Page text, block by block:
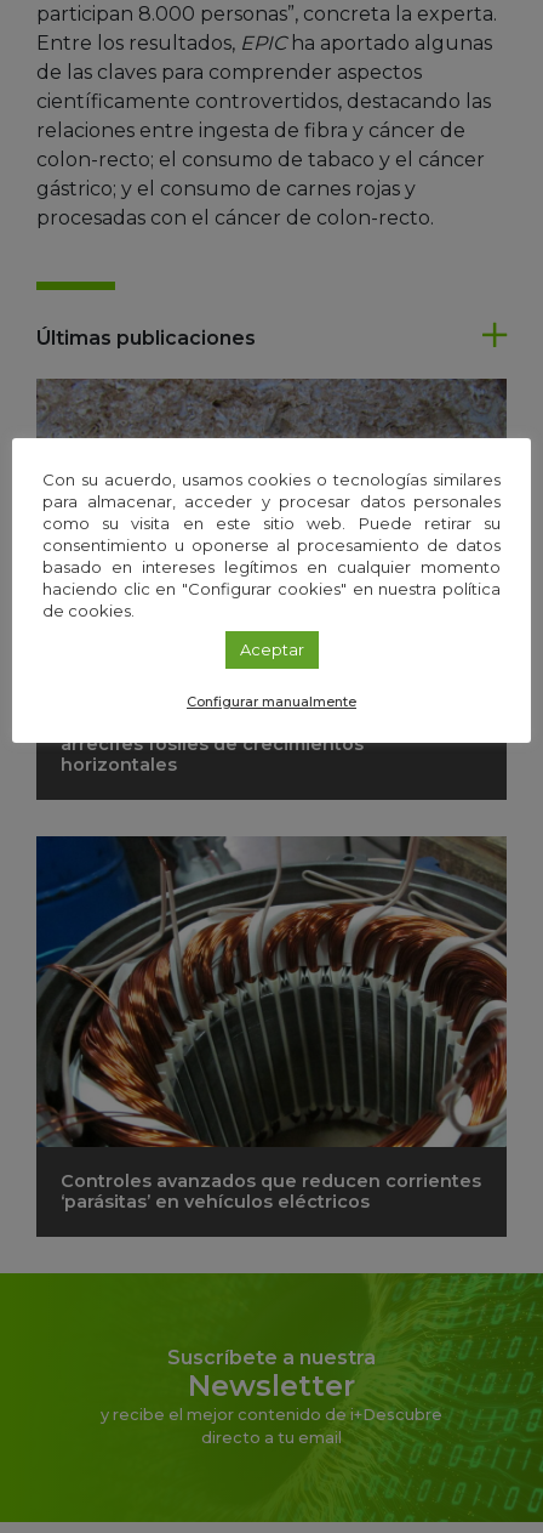
participan 8.000 personas”, concreta la experta.
Entre los resultados, EPICha aportado algunas
de las claves para comprender aspectos
científicamente controvertidos, destacando las
relaciones entre ingesta de fibra y cáncer de
colon-recto; el consumo de tabaco y el cáncer
gástrico; y el consumo de carnes rojas y
procesadas con el cáncer de colon-recto.
Últimas publicaciones
arrecifes fósiles de crecimientos
horizontales
Controles avanzados que reducen corrientes
‘parásitas’ en vehículos eléctricos
Suscríbete a nuestra
Newsletter
y recibe el mejor contenido de i+Descubre
directo a tu email
Con su acuerdo, usamos cookies o tecnologías similares
para almacenar, acceder y procesar datos personales
como su visita en este sitio web. Puede retirar su
consentimiento u oponerse al procesamiento de datos
basado en intereses legítimos en cualquier momento
haciendo clic en "Configurar cookies" en nuestra política
de cookies.
Aceptar
Configurar manualmente